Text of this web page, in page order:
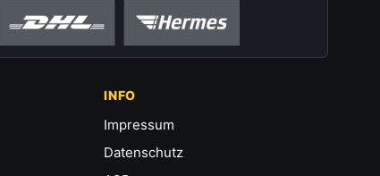
INFO
Impressum
Datenschutz